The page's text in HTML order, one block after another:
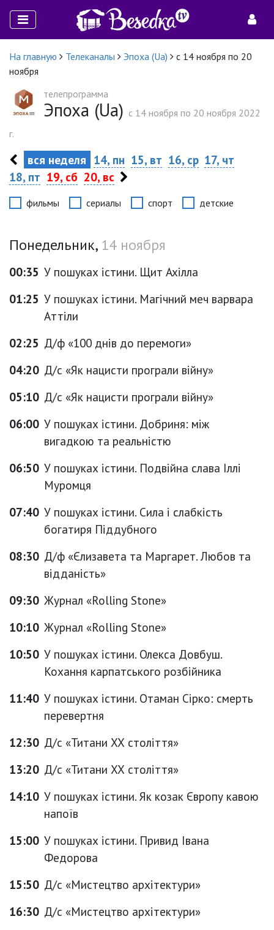
На главную Телеканалы Эпоха (Ua)
с 14 ноября по 20
ноября
телепрограмма
Эпоха (Ua) c 14 ноября по 20 ноября 2022
г.
вся неделя 14, пн 15, вт 16, ср 17, чт
18, пт 19, сб 20, вс
фильмы сериалы спорт детские
Понедельник, 14 ноября
00:35 У пошуках істини. Щит Ахілла
01:25 У пошуках істини. Магічний меч варвара
Аттіли
02:25 Д/ф «100 днів до перемоги»
04:20 Д/с «Як нацисти програли війну»
05:10 Д/с «Як нацисти програли війну»
06:00 У пошуках істини. Добриня: між
вигадкою та реальністю
06:50 У пошуках істини. Подвійна слава Іллі
Муромця
07:40 У пошуках істини. Сила і слабкість
богатиря Піддубного
08:30 Д/ф «Єлизавета та Маргарет. Любов та
відданість»
09:30 Журнал «Rolling Stone»
10:10 Журнал «Rolling Stone»
10:50 У пошуках істини. Олекса Довбуш.
Кохання карпатського розбійника
11:40 У пошуках істини. Отаман Сірко: смерть
перевертня
12:30 Д/с «Титани ХХ століття»
13:20 Д/с «Титани ХХ століття»
14:10 У пошуках істини. Як козак Європу кавою
напоїв
15:00 У пошуках істини. Привид Івана
Федорова
15:50 Д/с «Мистецтво архітектури»
16:30 Д/с «Мистецтво архітектури»